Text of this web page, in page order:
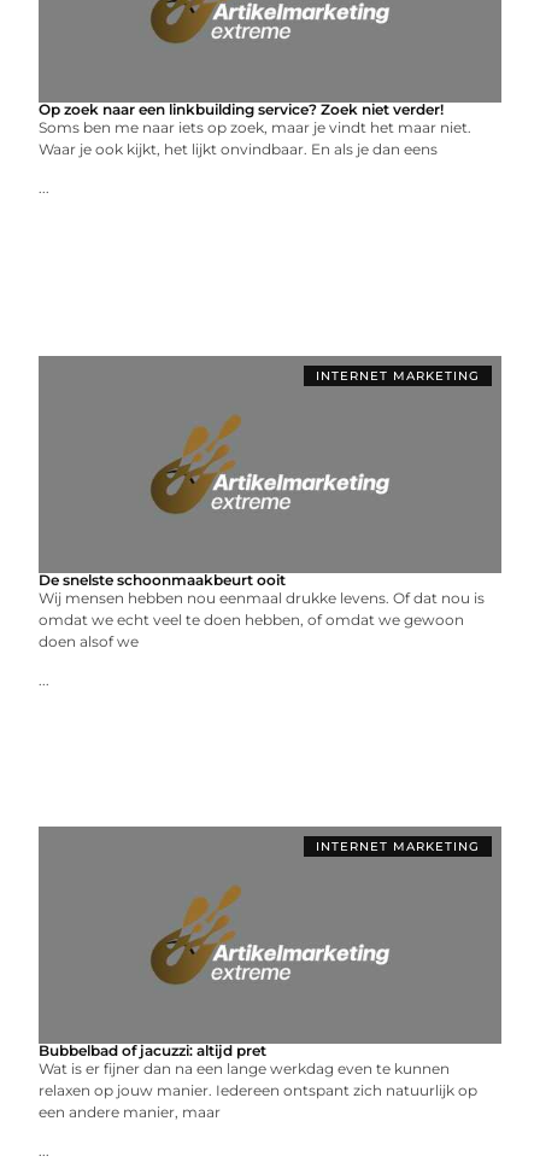
Op zoek naar een linkbuilding service? Zoek niet verder!
Soms ben me naar iets op zoek, maar je vindt het maar niet.
Waar je ook kijkt, het lijkt onvindbaar. En als je dan eens
...
INTERNET MARKETING
De snelste schoonmaakbeurt ooit
Wij mensen hebben nou eenmaal drukke levens. Of dat nou is
omdat we echt veel te doen hebben, of omdat we gewoon
doen alsof we
...
INTERNET MARKETING
Bubbelbad of jacuzzi: altijd pret
Wat is er fijner dan na een lange werkdag even te kunnen
relaxen op jouw manier. Iedereen ontspant zich natuurlijk op
een andere manier, maar
...